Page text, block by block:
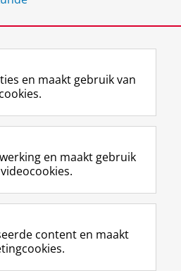
F
a
e
b
o
p
a
L
i
k
e
I
-
p
R
S
-
f
e
R
I
n
t
r
m
Y
o
T
e
k
en maakt gebruik van
en maakt gebruik
content en maakt